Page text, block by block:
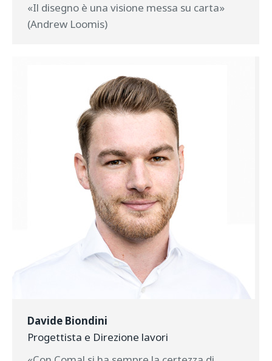
«Il disegno è una visione messa su carta»
(Andrew Loomis)
Davide Biondini
Progettista e Direzione lavori